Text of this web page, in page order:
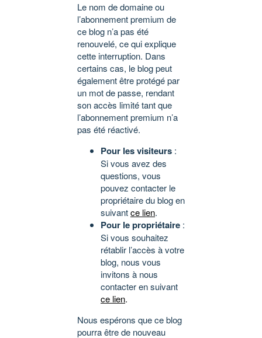
Le nom de domaine ou
l’abonnement premium de
ce blog n’a pas été
renouvelé, ce qui explique
cette interruption. Dans
certains cas, le blog peut
également être protégé par
un mot de passe, rendant
son accès limité tant que
l’abonnement premium n’a
pas été réactivé.
Pour les visiteurs :
Si vous avez des
questions, vous
pouvez contacter le
propriétaire du blog en
suivantce lien.
Pour le propriétaire :
Si vous souhaitez
rétablir l’accès à votre
blog, nous vous
invitons à nous
contacter en suivant
ce lien.
Nous espérons que ce blog
pourra être de nouveau